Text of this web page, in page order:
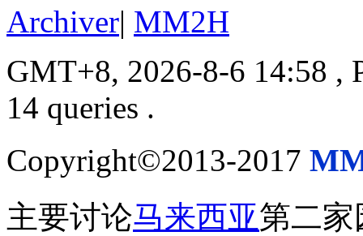
Archiver| MM2H
GMT+8, 2026-8-6 14:58 ,
14 queries .
Copyright©2013-2017
主要讨论马来西亚第二